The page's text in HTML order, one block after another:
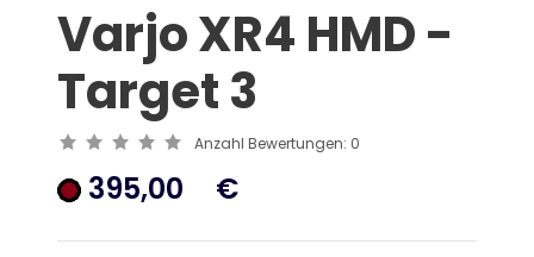
Varjo XR4 HMD -
Target 3
Anzahl Bewertungen: 0
395,00 €